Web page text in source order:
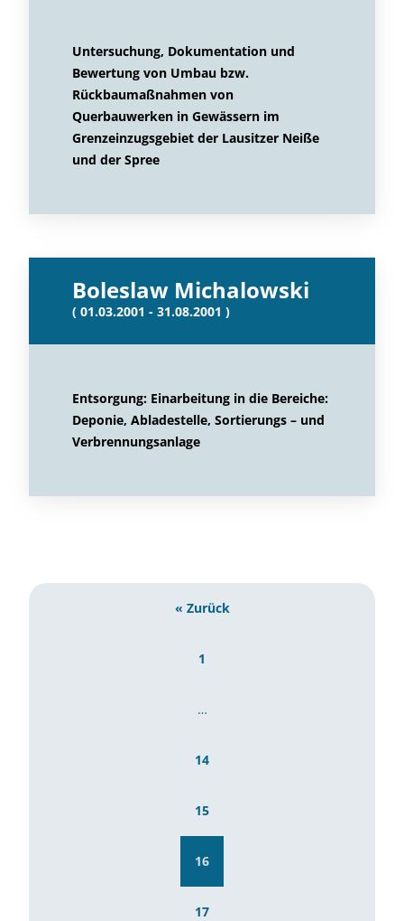
Untersuchung, Dokumentation und
Bewertung von Umbau bzw.
Rückbaumaßnahmen von
Querbauwerken in Gewässern im
Grenzeinzugsgebiet der Lausitzer Neiße
und der Spree
Boleslaw Michalowski
( 01.03.2001 - 31.08.2001 )
Entsorgung: Einarbeitung in die Bereiche:
Deponie, Abladestelle, Sortierungs – und
Verbrennungsanlage
« Zurück
1
…
14
15
16
17